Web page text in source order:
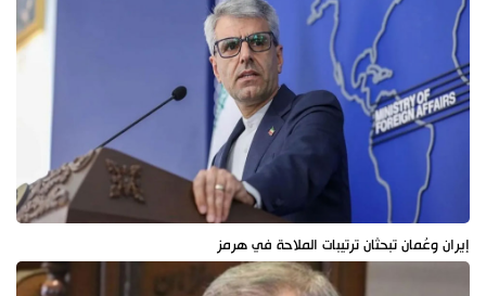
إيران وعُمان تبحثان ترتيبات الملاحة في هرمز